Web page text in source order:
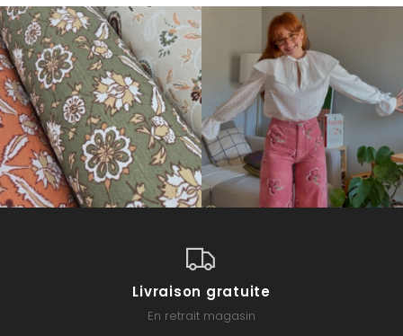
Livraison gratuite
En retrait magasin